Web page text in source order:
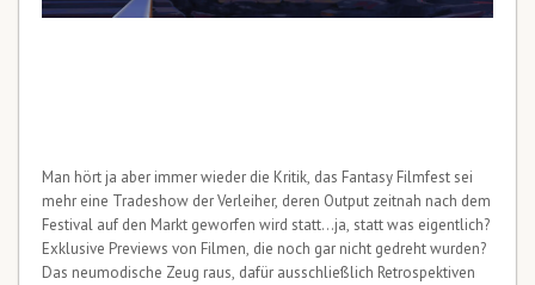
Man hört ja aber immer wieder die Kritik, das Fantasy Filmfest sei
mehr eine Tradeshow der Verleiher, deren Output zeitnah nach dem
Festival auf den Markt geworfen wird statt…ja, statt was eigentlich?
Exklusive Previews von Filmen, die noch gar nicht gedreht wurden?
Das neumodische Zeug raus, dafür ausschließlich Retrospektiven